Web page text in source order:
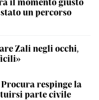
un percorso
Zali negli occhi,
respinge la
parte civile